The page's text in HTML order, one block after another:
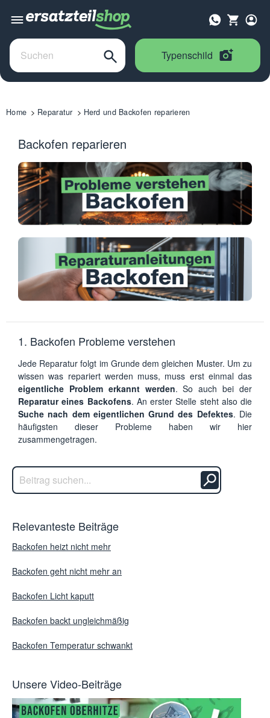
Typenschild
Home Reparatur Herd und Backofen reparieren
Backofen reparieren
1. Backofen Probleme verstehen
Jede Reparatur folgt im Grunde dem gleichen Muster. Um zu
wissen was repariert werden muss, muss erst einmal das
eigentliche Problem erkannt werden. So auch bei der
Reparatur eines Backofens. An erster Stelle steht also die
Suche nach dem eigentlichen Grund des Defektes. Die
häufigsten dieser Probleme haben wir hier
zusammengetragen.
Relevanteste Beiträge
Backofen heizt nicht mehr
Backofen geht nicht mehr an
Backofen Licht kaputt
Backofen backt ungleichmäßig
Backofen Temperatur schwankt
Unsere Video-Beiträge